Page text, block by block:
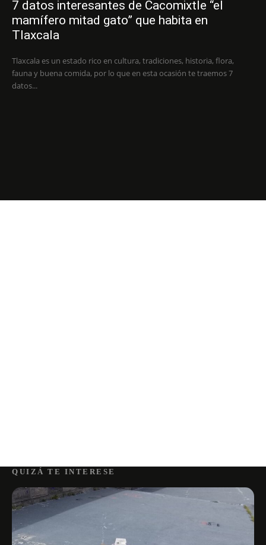
7 datos interesantes de Cacomixtle “el
mamífero mitad gato” que habita en
Tlaxcala
Tlaxcala es un estado rico en cultura, tradiciones, historia, flora,
fauna y buena comida, por lo que en esta ocasión te traemos 7
datos...
QUIZÁ TE INTERESE